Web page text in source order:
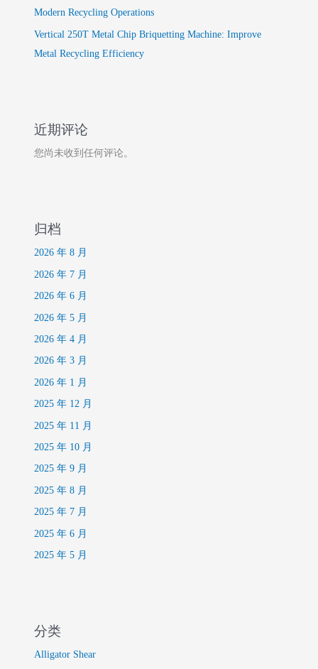
Modern Recycling Operations
Vertical 250T Metal Chip Briquetting Machine: Improve
Metal Recycling Efficiency
近期评论
您尚未收到任何评论。
归档
2026 年 8 月
2026 年 7 月
2026 年 6 月
2026 年 5 月
2026 年 4 月
2026 年 3 月
2026 年 1 月
2025 年 12 月
2025 年 11 月
2025 年 10 月
2025 年 9 月
2025 年 8 月
2025 年 7 月
2025 年 6 月
2025 年 5 月
分类
Alligator Shear